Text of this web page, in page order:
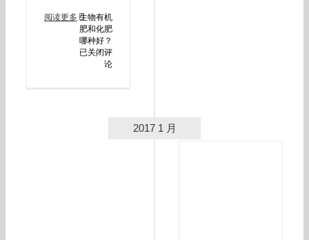
阅读更多 生物有机
肥和化肥
哪种好？
已关闭评
论
2017 1 月